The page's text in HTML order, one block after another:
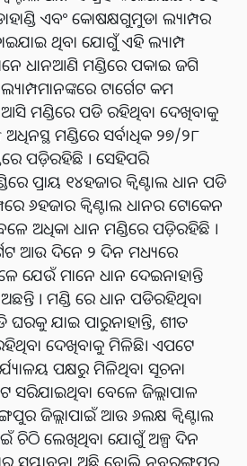
ଏବଂ କୋଷକ୍ଷଗୁମୁଡା ଲ୍ୟାମ୍ପର
ଥିବା ଯୋଗୁଁ ଏହି ଲ୍ୟାମ୍ପ
ଧାନଆଣି ମଣ୍ଡିରେ ପକାଇ ଜଗି
ଟାର୍ଗେଟ କମ
ମଣ୍ଡିରେ ପଡି ରହିଥିବା ଦେଖିବାକୁ
ଅଧିନସ୍ଥ ମଣ୍ଡିରେ ସର୍ବାଧିକ ୨୭/୨୮
ପଡ଼ିରହିଛି । ସେହିପରି
ପ୍ରାୟ ୧୪ହଜାର କ୍ୱିଣ୍ଟାଲ ଧାନ ପଡି
୬ହଜାର କ୍ୱିଣ୍ଟାଲ ଧାନର ଟୋକେନ
ଅଧିକା ଧାନ ମଣ୍ଡିରେ ପଡ଼ିରହିଛି ।
ଆଉ ଦିନେ ୨ ଦିନ ମଧ୍ୟରେ
ଯେଉଁ ମାନେ ଧାନ ଦେଇନାହାନ୍ତି
। ମଣ୍ଡି ରେ ଧାନ ପଡିରହିଥିବା
ଯାଇ ପାରୁନାହାନ୍ତି, ଶୀତ
ଦେଖିବାକୁ ମିଳିଛି। ଏପଟେ
ପକ୍ଷରୁ ମିଳିଥିବା ସୂଚନା
ସରିଯାଇଥିବା ବେଳେ ଜିଲ୍ଲାପାଳ
ଜିଲ୍ଲାପାଇଁ ଆଉ ୬ଲକ୍ଷ କ୍ୱିଣ୍ଟାଲ
ଚିଠି ଲେଖିଥିବା ଯୋଗୁଁ ଅଳ୍ପ ଦିନ